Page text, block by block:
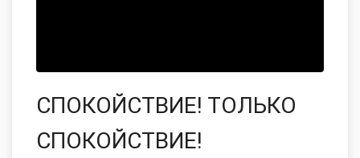
СПОКОЙСТВИЕ! ТОЛЬКО
СПОКОЙСТВИЕ!